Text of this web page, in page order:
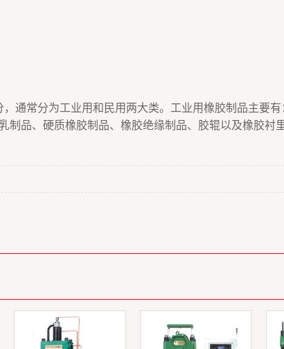
通常分为工业用和民用两大类。工业用橡胶制品主要
品、硬质橡胶制品、橡胶绝缘制品、胶辊以及橡胶衬里